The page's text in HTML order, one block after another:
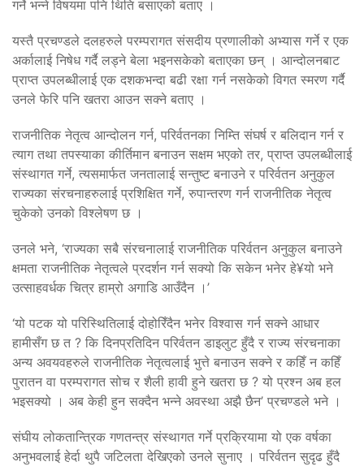
गर्ने भन्ने विषयमा पनि थिति बसाएको बताए ।
यस्तै प्रचण्डले दलहरुले परम्परागत संसदीय प्रणालीको अभ्यास गर्ने र एक
अर्कालाई निषेध गर्दै लड्ने बेला भइनसकेको बताएका छन् । आन्दोलनबाट
प्राप्त उपलब्धीलाई एक दशकभन्दा बढी रक्षा गर्न नसकेको विगत स्मरण गर्दै
उनले फेरि पनि खतरा आउन सक्ने बताए ।
राजनीतिक नेतृत्व आन्दोलन गर्न, परिर्वतनका निम्ति संघर्ष र बलिदान गर्न र
त्याग तथा तपस्याका कीर्तिमान बनाउन सक्षम भएको तर, प्राप्त उपलब्धीलाई
संस्थागत गर्ने, त्यसमार्फत जनतालाई सन्तुष्ट बनाउने र परिर्वतन अनुकुल
राज्यका संरचनाहरुलाई प्रशिक्षित गर्ने, रुपान्तरण गर्न राजनीतिक नेतृत्व
चुकेको उनको विश्लेषण छ ।
उनले भने, ‘राज्यका सबै संरचनालाई राजनीतिक परिर्वतन अनुकुल बनाउने
क्षमता राजनीतिक नेतृत्वले प्रदर्शन गर्न सक्यो कि सकेन भनेर हे¥यो भने
उत्साहवर्धक चित्र हाम्रो अगाडि आउँदैन ।’
‘यो पटक यो परिस्थितिलाई दोहोरिँदैन भनेर विश्वास गर्न सक्ने आधार
हामीसँग छ त ? कि दिनप्रतिदिन परिर्वतन डाइलुट हुँदै र राज्य संरचनाका
अन्य अवयवहरुले राजनीतिक नेतृत्वलाई भुत्ते बनाउन सक्ने र कहिँ न कहिँ
पुरातन वा परम्परागत सोच र शैली हावी हुने खतरा छ ? यो प्रश्न अब हल
भइसक्यो । अब केही हुन सक्दैन भन्ने अवस्था अझै छैन’ प्रचण्डले भने ।
संघीय लोकतान्त्रिक गणतन्त्र संस्थागत गर्ने प्रक्रियामा यो एक वर्षका
अनुभवलाई हेर्दा थुपै जटिलता देखिएको उनले सुनाए । परिर्वतन सुदृढ हुँदै